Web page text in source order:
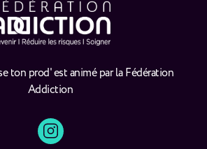
ton prod' est animé par la Fédération
Addiction